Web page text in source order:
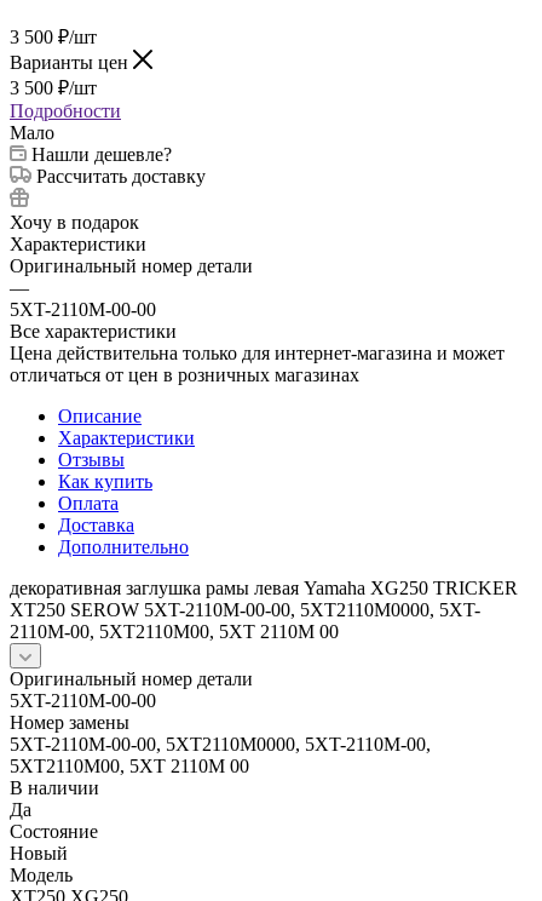
3 500 ₽/шт
Варианты цен
3 500 ₽/шт
Подробности
Мало
Нашли дешевле?
Рассчитать доставку
Хочу в подарок
Характеристики
Оригинальный номер детали
—
5XT-2110M-00-00
Все характеристики
Цена действительна только для интернет-магазина и может
отличаться от цен в розничных магазинах
Описание
Характеристики
Отзывы
Как купить
Оплата
Доставка
Дополнительно
декоративная заглушка рамы левая Yamaha XG250 TRICKER
XT250 SEROW 5XT-2110M-00-00, 5XT2110M0000, 5XT-
2110M-00, 5XT2110M00, 5XT 2110M 00
Оригинальный номер детали
5XT-2110M-00-00
Номер замены
5XT-2110M-00-00, 5XT2110M0000, 5XT-2110M-00,
5XT2110M00, 5XT 2110M 00
В наличии
Да
Состояние
Новый
Модель
XT250 XG250